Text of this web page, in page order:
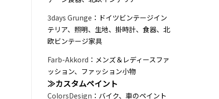
3days Grunge ：ドイツビンテージイン
テリア、照明、生地、掛時計、食器、北
欧ビンテージ家具
Farb-Akkord ：メンズ＆レディースファ
ッション、ファッション小物
≫カスタムペイント
ColorsDesign ：バイク、車のペイント